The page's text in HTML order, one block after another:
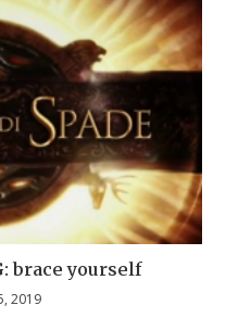
brace yourself
2019